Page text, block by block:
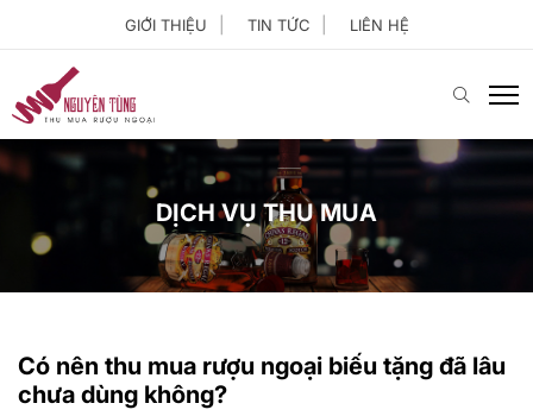
GIỚI THIỆU TIN TỨC LIÊN HỆ
DỊCH VỤ THU MUA
Có nên thu mua rượu ngoại biếu tặng đã lâu
chưa dùng không?